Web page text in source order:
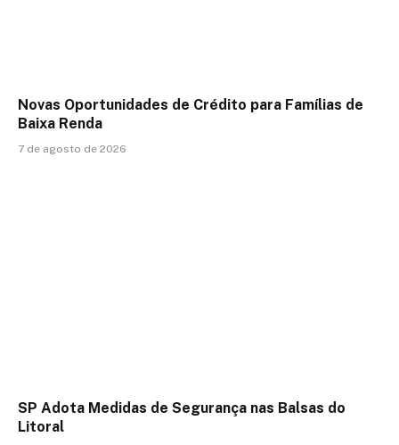
Novas Oportunidades de Crédito para Famílias de
Baixa Renda
7 de agosto de 2026
SP Adota Medidas de Segurança nas Balsas do
Litoral